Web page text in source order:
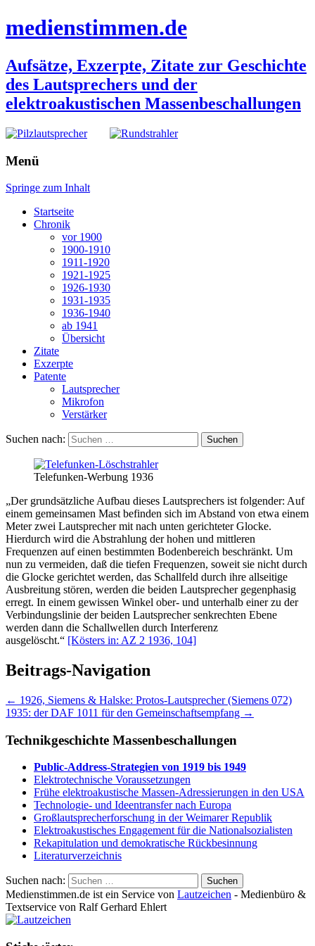
medienstimmen.de
Aufsätze, Exzerpte, Zitate zur Geschichte
des Lautsprechers und der
elektroakustischen Massenbeschallungen
Menü
Springe zum Inhalt
Startseite
Chronik
vor 1900
1900-1910
1911-1920
1921-1925
1926-1930
1931-1935
1936-1940
ab 1941
Übersicht
Zitate
Exzerpte
Patente
Lautsprecher
Mikrofon
Verstärker
Suchen nach:
Telefunken-Werbung 1936
„Der grundsätzliche Aufbau dieses Lautsprechers ist folgender: Auf
einem gemeinsamen Mast befinden sich im Abstand von etwa einem
Meter zwei Lautsprecher mit nach unten gerichteter Glocke.
Hierdurch wird die Abstrahlung der hohen und mittleren
Frequenzen auf einen bestimmten Bodenbereich beschränkt. Um
nun zu vermeiden, daß die tiefen Frequenzen, soweit sie nicht durch
die Glocke gerichtet werden, das Schallfeld durch ihre allseitige
Ausbreitung stören, werden die beiden Lautsprecher gegenphasig
erregt. In einem gewissen Winkel ober- und unterhalb einer zu der
Verbindungslinie der beiden Lautsprecher senkrechten Ebene
werden dann die Schallwellen durch Interferenz
ausgelöscht.“ [Kösters in: AZ 2 1936, 104]
Beitrags-Navigation
← 1926, Siemens & Halske: Protos-Lautsprecher (Siemens 072)
1935: der DAF 1011 für den Gemeinschaftsempfang →
Technikgeschichte Massenbeschallungen
Public-Address-Strategien von 1919 bis 1949
Elektrotechnische Voraussetzungen
Frühe elektroakustische Massen-Adressierungen in den USA
Technologie- und Ideentransfer nach Europa
Großlautsprecherforschung in der Weimarer Republik
Elektroakustisches Engagement für die Nationalsozialisten
Rekapitulation und demokratische Rückbesinnung
Literaturverzeichnis
Suchen nach:
Medienstimmen.de ist ein Service von Lautzeichen - Medienbüro &
Textservice von Ralf Gerhard Ehlert